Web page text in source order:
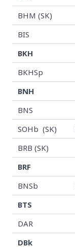
BHM (SK)
BIS
BKH
BKHSp
BNH
BNS
SOHb (SK)
BRB (SK)
BRF
BNSb
BTS
DAR
DBk